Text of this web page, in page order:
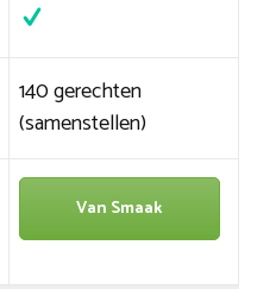
140 gerechten
(samenstellen)
Van Smaak